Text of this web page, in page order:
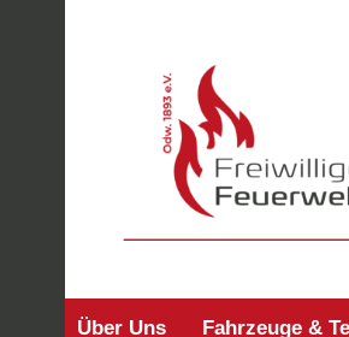
Freiwillige
Über Uns Fahrzeuge &